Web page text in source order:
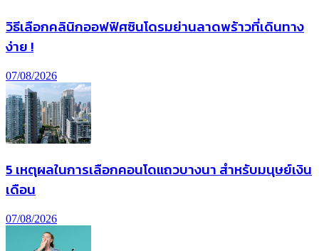
วิธีเลือกคลินิกออฟฟิศซินโดรมย่านลาดพร้าวที่เดินทาง
ง่าย !
07/08/2026
5 เหตุผลในการเลือกคอนโดแถวบางนา สำหรับมนุษย์เงิน
เดือน
07/08/2026